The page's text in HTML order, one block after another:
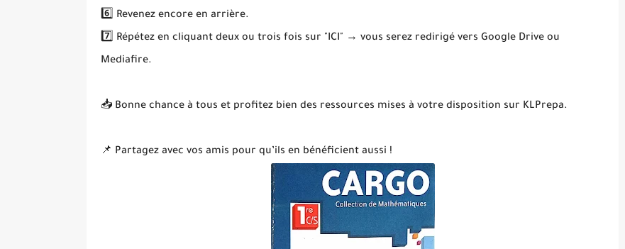
6️⃣ Revenez encore en arrière.
7️⃣ Répétez en cliquant deux ou trois fois sur "ICI" → vous serez redirigé vers Google Drive ou
Mediafire.
📥 Bonne chance à tous et profitez bien des ressources mises à votre disposition sur KLPrepa.
📌 Partagez avec vos amis pour qu’ils en bénéficient aussi !